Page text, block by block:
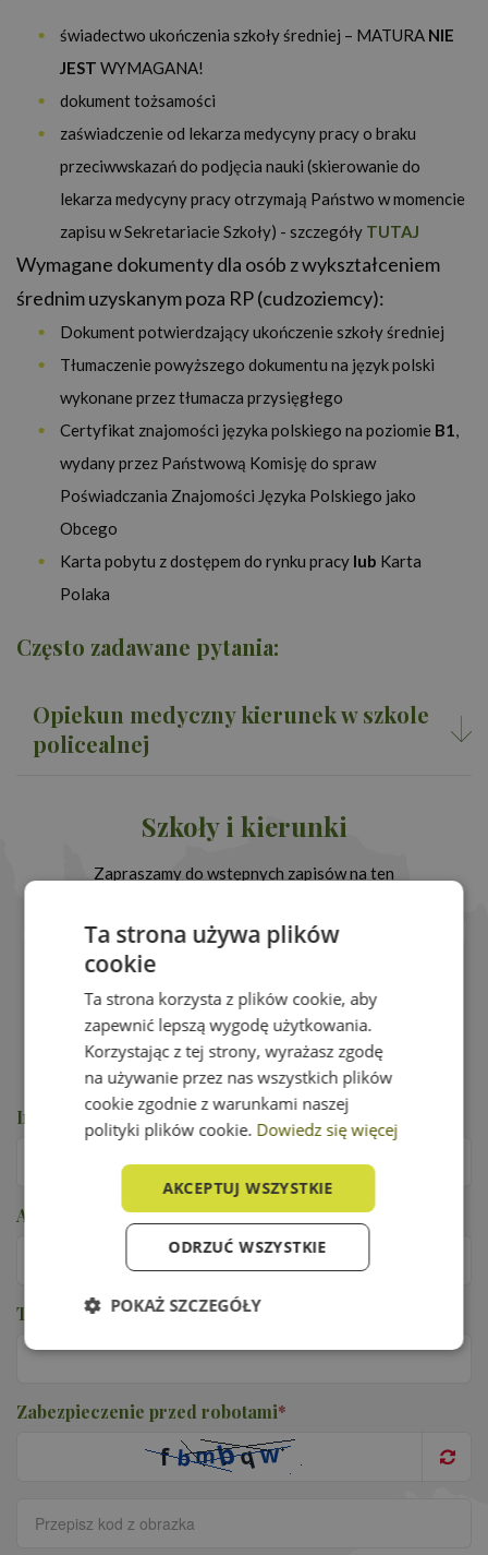
świadectwo ukończenia szkoły średniej – MATURA NIE
JEST WYMAGANA!
dokument tożsamości
zaświadczenie od lekarza medycyny pracy o braku
przeciwwskazań do podjęcia nauki (skierowanie do
lekarza medycyny pracy otrzymają Państwo w momencie
zapisu w Sekretariacie Szkoły) - szczegóły TUTAJ
Wymagane dokumenty dla osób z wykształceniem
średnim uzyskanym poza RP (cudzoziemcy):
Dokument potwierdzający ukończenie szkoły średniej
Tłumaczenie powyższego dokumentu na język polski
wykonane przez tłumacza przysięgłego
Certyfikat znajomości języka polskiego na poziomie B1,
wydany przez Państwową Komisję do spraw
Poświadczania Znajomości Języka Polskiego jako
Obcego
Karta pobytu z dostępem do rynku pracy lub Karta
Polaka
Często zadawane pytania:
Opiekun medyczny kierunek w szkole
policealnej
Szkoły i kierunki
Zapraszamy do wstępnych zapisów na ten
zgłoszeń a rezerwacja miejsca online jest
darmowa. Wysyłając zgłoszenie nic nie tracisz
Ilość miejsc ograniczona!
Imię i nazwisko*
Adres e-mail*
Telefon *
Zabezpieczenie przed robotami*
Ta strona używa plików
cookie
Ta strona korzysta z plików cookie, aby
zapewnić lepszą wygodę użytkowania.
Korzystając z tej strony, wyrażasz zgodę
na używanie przez nas wszystkich plików
cookie zgodnie z warunkami naszej
polityki plików cookie. Dowiedz się więcej
AKCEPTUJ WSZYSTKIE
ODRZUĆ WSZYSTKIE
POKAŻ SZCZEGÓŁY
Niezbędne Wydajność
Targetowanie Funkcjonalność